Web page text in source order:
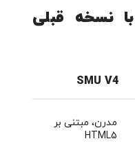
مقایسه SMU v4 با نسخه قبلی
SMU V4
مدرن، مبتنی بر
HTML5